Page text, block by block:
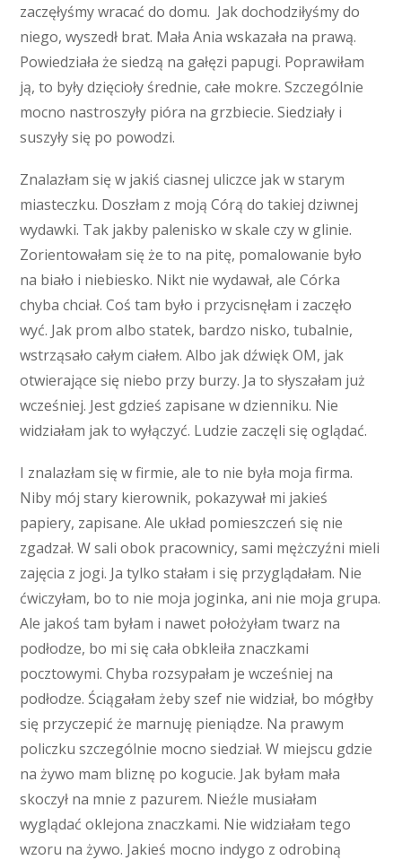
zaczęłyśmy wracać do domu. Jak dochodziłyśmy do
niego, wyszedł brat. Mała Ania wskazała na prawą.
Powiedziała że siedzą na gałęzi papugi. Poprawiłam
ją, to były dzięcioły średnie, całe mokre. Szczególnie
mocno nastroszyły pióra na grzbiecie. Siedziały i
suszyły się po powodzi.
Znalazłam się w jakiś ciasnej uliczce jak w starym
miasteczku. Doszłam z moją Córą do takiej dziwnej
wydawki. Tak jakby palenisko w skale czy w glinie.
Zorientowałam się że to na pitę, pomalowanie było
na biało i niebiesko. Nikt nie wydawał, ale Córka
chyba chciał. Coś tam było i przycisnęłam i zaczęło
wyć. Jak prom albo statek, bardzo nisko, tubalnie,
wstrząsało całym ciałem. Albo jak dźwięk OM, jak
otwierające się niebo przy burzy. Ja to słyszałam już
wcześniej. Jest gdzieś zapisane w dzienniku. Nie
widziałam jak to wyłączyć. Ludzie zaczęli się oglądać.
I znalazłam się w firmie, ale to nie była moja firma.
Niby mój stary kierownik, pokazywał mi jakieś
papiery, zapisane. Ale układ pomieszczeń się nie
zgadzał. W sali obok pracownicy, sami mężczyźni mieli
zajęcia z jogi. Ja tylko stałam i się przyglądałam. Nie
ćwiczyłam, bo to nie moja joginka, ani nie moja grupa.
Ale jakoś tam byłam i nawet położyłam twarz na
podłodze, bo mi się cała obkleiła znaczkami
pocztowymi. Chyba rozsypałam je wcześniej na
podłodze. Ściągałam żeby szef nie widział, bo mógłby
się przyczepić że marnuję pieniądze. Na prawym
policzku szczególnie mocno siedział. W miejscu gdzie
na żywo mam bliznę po kogucie. Jak byłam mała
skoczył na mnie z pazurem. Nieźle musiałam
wyglądać oklejona znaczkami. Nie widziałam tego
wzoru na żywo. Jakieś mocno indygo z odrobiną